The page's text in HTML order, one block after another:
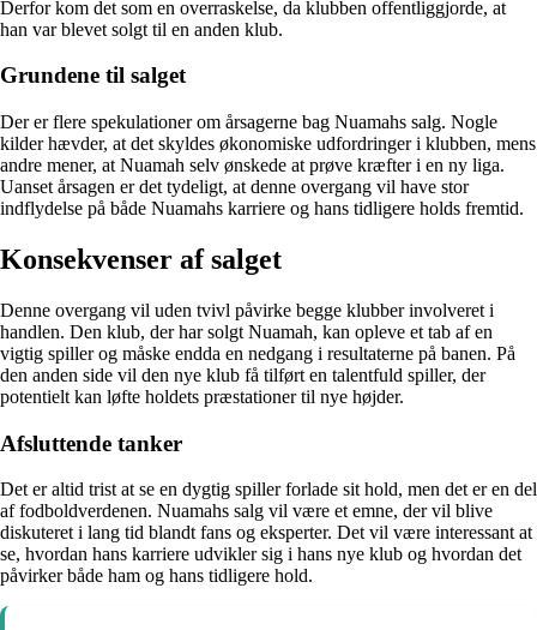
Derfor kom det som en overraskelse, da klubben offentliggjorde, at
han var blevet solgt til en anden klub.
Grundene til salget
Der er flere spekulationer om årsagerne bag Nuamahs salg. Nogle
kilder hævder, at det skyldes økonomiske udfordringer i klubben, mens
andre mener, at Nuamah selv ønskede at prøve kræfter i en ny liga.
Uanset årsagen er det tydeligt, at denne overgang vil have stor
indflydelse på både Nuamahs karriere og hans tidligere holds fremtid.
Konsekvenser af salget
Denne overgang vil uden tvivl påvirke begge klubber involveret i
handlen. Den klub, der har solgt Nuamah, kan opleve et tab af en
vigtig spiller og måske endda en nedgang i resultaterne på banen. På
den anden side vil den nye klub få tilført en talentfuld spiller, der
potentielt kan løfte holdets præstationer til nye højder.
Afsluttende tanker
Det er altid trist at se en dygtig spiller forlade sit hold, men det er en del
af fodboldverdenen. Nuamahs salg vil være et emne, der vil blive
diskuteret i lang tid blandt fans og eksperter. Det vil være interessant at
se, hvordan hans karriere udvikler sig i hans nye klub og hvordan det
påvirker både ham og hans tidligere hold.